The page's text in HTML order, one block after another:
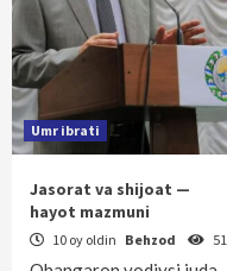
Umr ibrati
Jasorat va shijoat —
hayot mazmuni
10 oy oldin Behzod